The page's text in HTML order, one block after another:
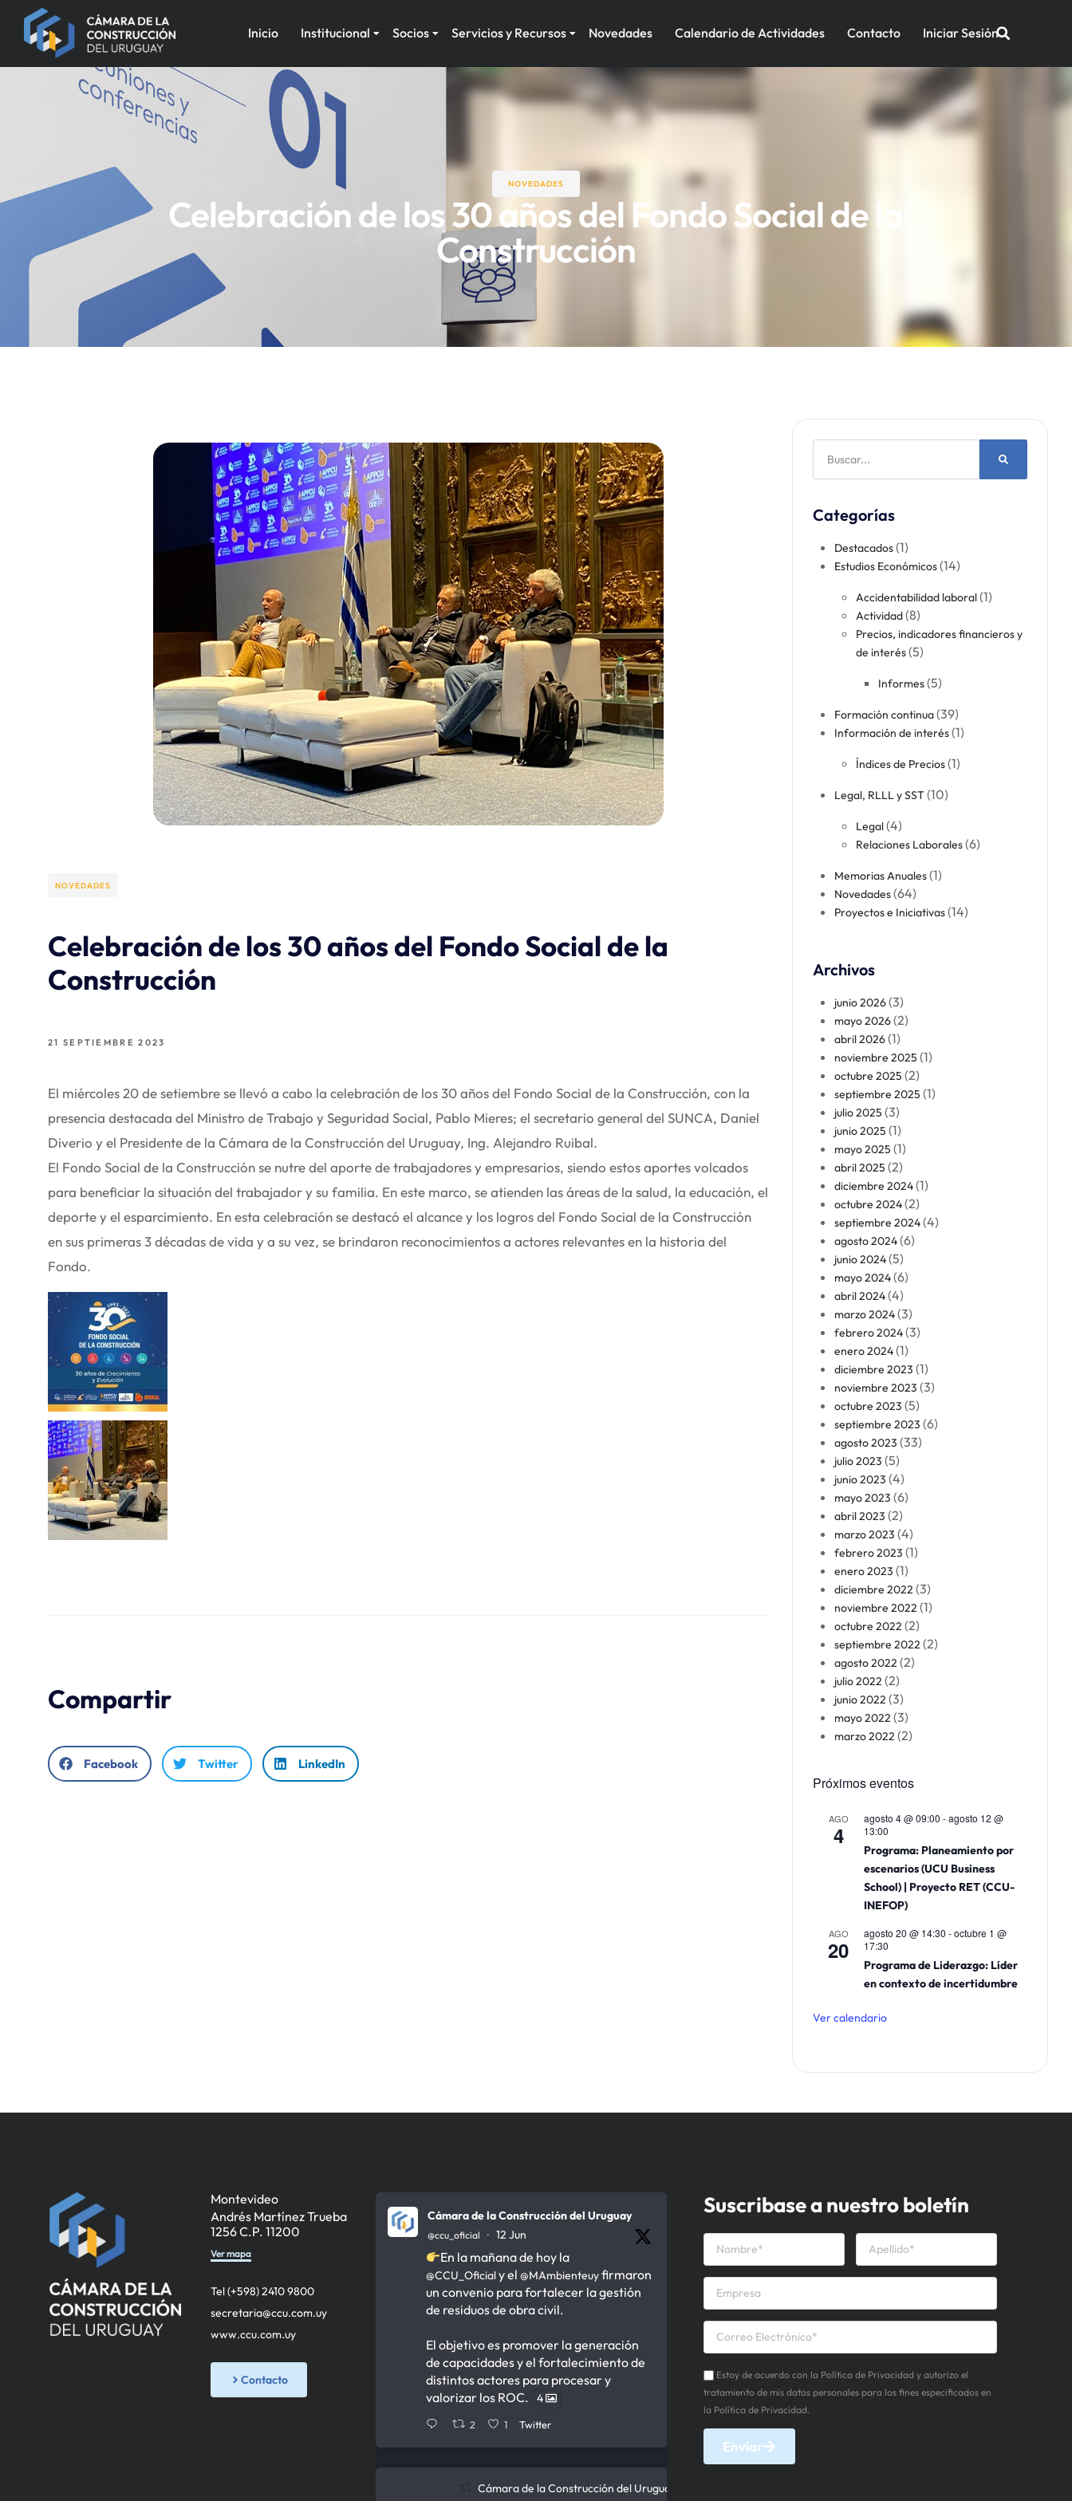
Inicio Institucional Socios Servicios y Recursos Novedades Calendario de Actividades Contacto Iniciar Sesión
NOVEDADES
Celebración de los 30 años del Fondo Social de la
Construcción
NOVEDADES
Celebración de los 30 años del Fondo Social de la
Construcción
21 SEPTIEMBRE 2023
El miércoles 20 de setiembre se llevó a cabo la celebración de los 30 años del Fondo Social de la Construcción, con la
presencia destacada del Ministro de Trabajo y Seguridad Social, Pablo Mieres; el secretario general del SUNCA, Daniel
Diverio y el Presidente de la Cámara de la Construcción del Uruguay, Ing. Alejandro Ruibal.
El Fondo Social de la Construcción se nutre del aporte de trabajadores y empresarios, siendo estos aportes volcados
para beneficiar la situación del trabajador y su familia. En este marco, se atienden las áreas de la salud, la educación, el
deporte y el esparcimiento. En esta celebración se destacó el alcance y los logros del Fondo Social de la Construcción
en sus primeras 3 décadas de vida y a su vez, se brindaron reconocimientos a actores relevantes en la historia del
Fondo.
Compartir
Facebook Twitter LinkedIn
Categorías
Destacados(1)
Estudios Económicos(14)
Accidentabilidad laboral​(1)
Actividad​(8)
Precios, indicadores financieros y
de interés(5)
Informes(5)
Formación continua​(39)
Información de interés(1)
Índices de Precios(1)
Legal, RLLL y SST(10)
Legal​(4)
Relaciones Laborales​(6)
Memorias Anuales(1)
Novedades(64)
Proyectos e Iniciativas(14)
Archivos
junio 2026(3)
mayo 2026(2)
abril 2026(1)
noviembre 2025 (1)
octubre 2025 (2)
septiembre 2025 (1)
julio 2025 (3)
junio 2025 (1)
mayo 2025 (1)
abril 2025 (2)
diciembre 2024(1)
octubre 2024(2)
septiembre 2024(4)
agosto 2024(6)
junio 2024(5)
mayo 2024(6)
abril 2024(4)
marzo 2024(3)
febrero 2024(3)
enero 2024(1)
diciembre 2023 (1)
noviembre 2023 (3)
octubre 2023 (5)
septiembre 2023 (6)
agosto 2023 (33)
julio 2023 (5)
junio 2023 (4)
mayo 2023 (6)
abril 2023 (2)
marzo 2023 (4)
febrero 2023 (1)
enero 2023 (1)
diciembre 2022 (3)
noviembre 2022 (1)
octubre 2022 (2)
septiembre 2022 (2)
agosto 2022 (2)
julio 2022 (2)
junio 2022 (3)
mayo 2022 (3)
marzo 2022 (2)
Próximos eventos
AGO
4
agosto 4 @ 09:00 -agosto 12 @
13:00
Programa: Planeamiento por
escenarios (UCU Business
School) | Proyecto RET (CCU-
INEFOP)
AGO
20
agosto 20 @ 14:30 -octubre 1 @
17:30
Programa de Liderazgo: Líder
en contexto de incertidumbre
Ver calendario
Montevideo
Andrés Martínez Trueba
1256 C.P. 11200
Ver mapa
Tel (+598) 2410 9800
secretaria@ccu.com.uy
www.ccu.com.uy
Contacto
Cámara de la Construcción del Uruguay
@ccu_oficial · 12 Jun
En la mañana de hoy la
@CCU_Oficialy el @MAmbienteuyfirmaron
un convenio para fortalecer la gestión
de residuos de obra civil.
El objetivo es promover la generación
de capacidades y el fortalecimiento de
distintos actores para procesar y
valorizar los ROC.
4
2 1 Twitter
Cámara de la Construcción del Uruguay
Suscribase a nuestro boletín
Estoy de acuerdo con la Política de Privacidad y autorizo el
tratamiento de mis datos personales para los fines especificados en
la Política de Privacidad.
Enviar